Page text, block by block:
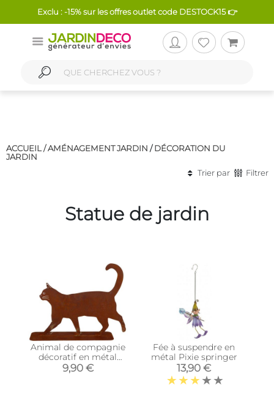
Exclu : -15% sur les offres outlet code DESTOCK15 👉
ACCUEIL /AMÉNAGEMENT JARDIN /DÉCORATION DU
JARDIN
Trier par
Filtrer
Statue de jardin
Animal de compagnie
décoratif en métal
rouillé (Chat qui
marche)
9,90 €
Fée à suspendre en
métal Pixie springer
13,90 €